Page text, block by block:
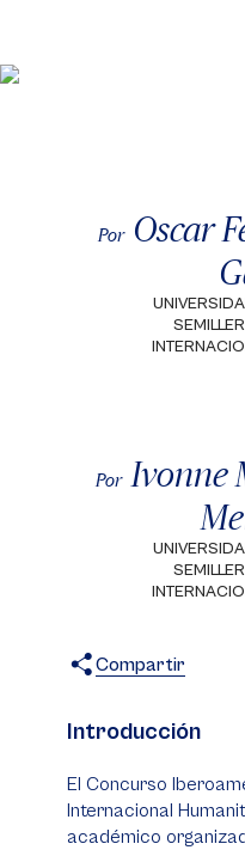
Por Oscar
Por Ivonne
Compartir
Introducción
El Concurso
Internacional
académico